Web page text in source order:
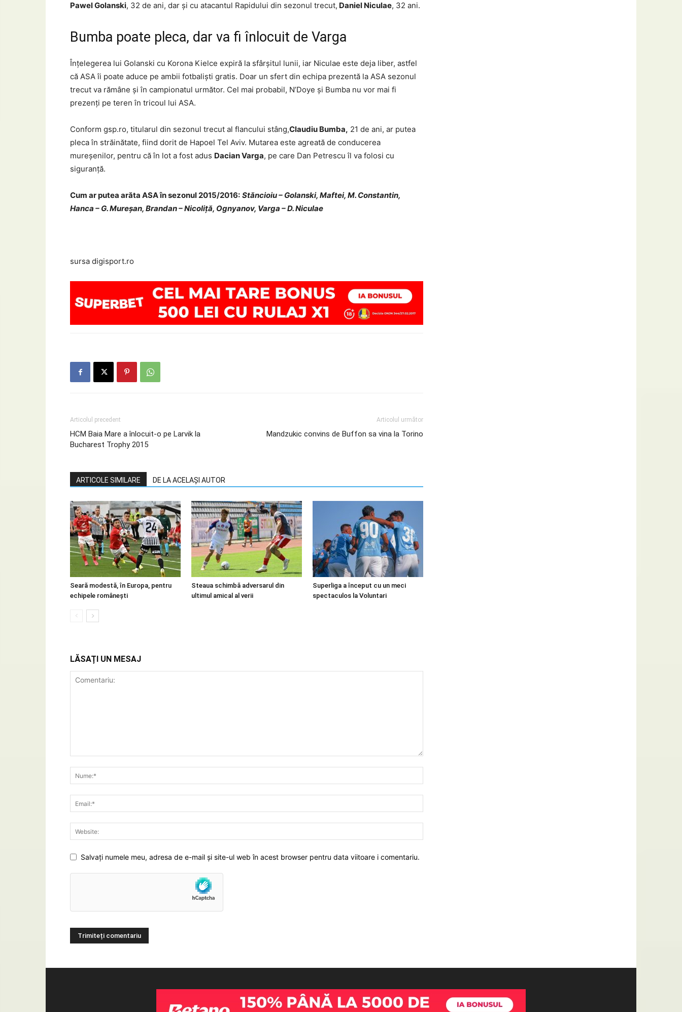
Pawel Golanski, 32 de ani, dar şi cu atacantul Rapidului din sezonul trecut, Daniel Niculae, 32 ani.
Bumba poate pleca, dar va fi înlocuit de Varga
Înţelegerea lui Golanski cu Korona Kielce expiră la sfârşitul lunii, iar Niculae este deja liber, astfel
că ASA îi poate aduce pe ambii fotbaliști gratis. Doar un sfert din echipa prezentă la ASA sezonul
trecut va rămâne și în campionatul următor. Cel mai probabil, N’Doye și Bumba nu vor mai fi
prezenți pe teren în tricoul lui ASA.
Conform gsp.ro, titularul din sezonul trecut al flancului stâng,Claudiu Bumba, 21 de ani, ar putea
pleca în străinătate, fiind dorit de Hapoel Tel Aviv. Mutarea este agreată de conducerea
mureşenilor, pentru că în lot a fost adus Dacian Varga, pe care Dan Petrescu îl va folosi cu
siguranță.
Cum ar putea arăta ASA în sezonul 2015/2016: Stăncioiu – Golanski, Maftei, M. Constantin,
Hanca – G. Mureșan, Brandan – Nicoliță, Ognyanov, Varga – D. Niculae
sursa digisport.ro
Articolul precedent
HCM Baia Mare a înlocuit-o pe Larvik la
Bucharest Trophy 2015
Articolul următor
Mandzukic convins de Buffon sa vina la Torino
ARTICOLE SIMILARE DE LA ACELAȘI AUTOR
Seară modestă, în Europa, pentru
echipele românești
Steaua schimbă adversarul din
ultimul amical al verii
Superliga a început cu un meci
spectaculos la Voluntari
LĂSAȚI UN MESAJ
Salvați numele meu, adresa de e-mail și site-ul web în acest browser pentru data viitoare i comentariu.